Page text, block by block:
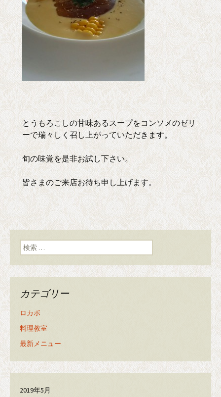
とうもろこしの甘味あるスープをコンソメのゼリ
ーで瑞々しく召し上がっていただきます。
旬の味覚を是非お試し下さい。
皆さまのご来店お待ち申し上げます。
検索:
カテゴリー
ロカボ
料理教室
最新メニュー
2019年5月